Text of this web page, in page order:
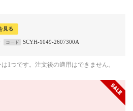
見る
コード SCYH-1049-2607300A
1つです。注文後の適用はできません。